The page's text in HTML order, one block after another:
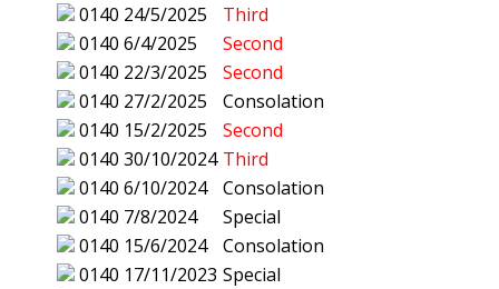
0140 24/5/2025
Third
0140 6/4/2025
Second
0140 22/3/2025
Second
0140 27/2/2025
Consolation
0140 15/2/2025
Second
0140 30/10/2024 Third
0140 6/10/2024
Consolation
0140 7/8/2024
Special
0140 15/6/2024
Consolation
0140 17/11/2023 Special